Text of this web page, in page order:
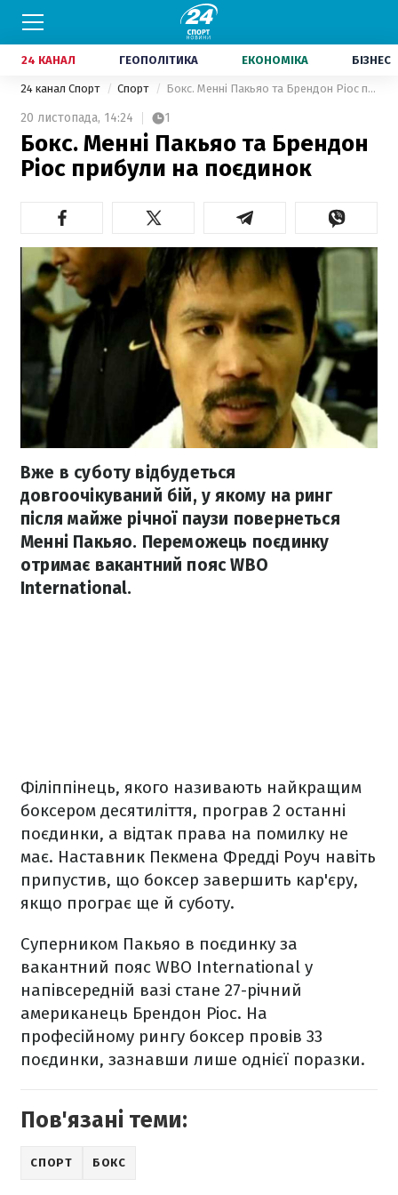
24 КАНАЛ ГЕОПОЛІТИКА ЕКОНОМІКА БІЗНЕС
24 канал Спорт Спорт Бокс. Менні Пакьяо та Брендон Ріос прибули на поєдинок
20 листопада, 14:24 1
Бокс. Менні Пакьяо та Брендон
Ріос прибули на поєдинок
Вже в суботу відбудеться
довгоочікуваний бій, у якому на ринг
після майже річної паузи повернеться
Менні Пакьяо. Переможець поєдинку
отримає вакантний пояс WBO
International.
Філіппінець, якого називають найкращим
боксером десятиліття, програв 2 останні
поєдинки, а відтак права на помилку не
має. Наставник Пекмена Фредді Роуч навіть
припустив, що боксер завершить кар'єру,
якщо програє ще й суботу.
Суперником Пакьяо в поєдинку за
вакантний пояс WBO International у
напівсередній вазі стане 27-річний
американець Брендон Ріос. На
професійному рингу боксер провів 33
поєдинки, зазнавши лише однієї поразки.
Пов'язані теми:
СПОРТ БОКС